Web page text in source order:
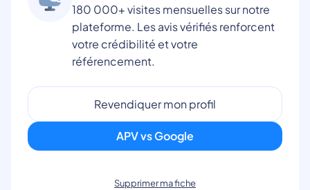
180 000+ visites mensuelles sur notre
plateforme. Les avis vérifiés renforcent
votre crédibilité et votre
référencement.
Revendiquer mon profil
APV vs Google
Supprimer ma fiche